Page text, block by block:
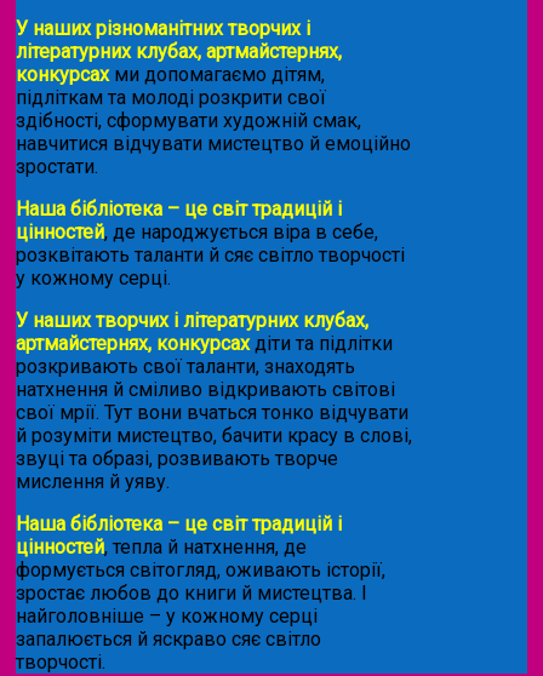
У наших різноманітних творчих і
літературних клубах, артмайстернях,
конкурсахми допомагаємо дітям,
підліткам та молоді розкрити свої
здібності, сформувати художній смак,
навчитися відчувати мистецтво й емоційно
зростати.
Наша бібліотека – це світ традицій і
цінностей, де народжується віра в себе,
розквітають таланти й сяє світло творчості
у кожному серці.
У наших творчих і літературних клубах,
артмайстернях, конкурсахдіти та підлітки
розкривають свої таланти, знаходять
натхнення й сміливо відкривають світові
свої мрії. Тут вони вчаться тонко відчувати
й розуміти мистецтво, бачити красу в слові,
звуці та образі, розвивають творче
мислення й уяву.
Наша бібліотека – це світ традицій і
цінностей, тепла й натхнення, де
формується світогляд, оживають історії,
зростає любов до книги й мистецтва. І
найголовніше – у кожному серці
запалюється й яскраво сяє світло
творчості.